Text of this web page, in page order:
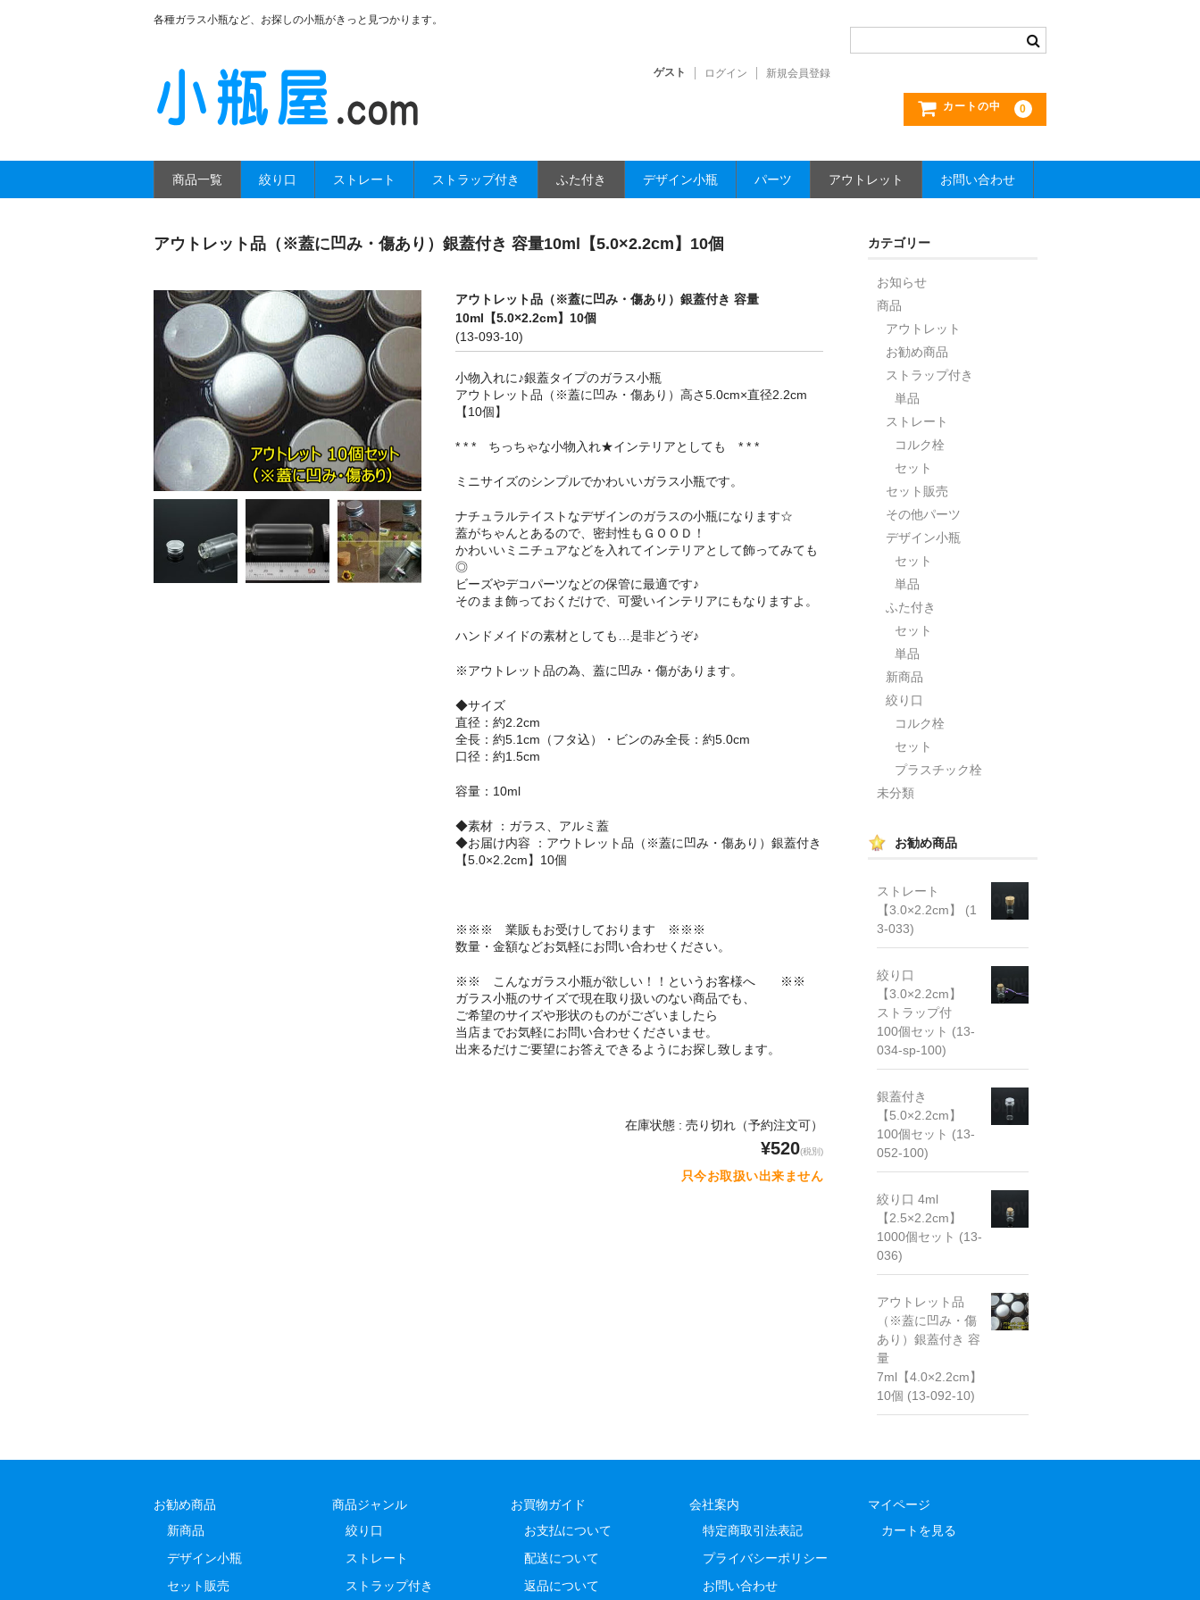
各種ガラス小瓶など、お探しの小瓶がきっと見つかります。
ゲスト ログイン 新規会員登録
カートの中 0
商品一覧 絞り口 ストレート ストラップ付き ふた付き デザイン小瓶 パーツ アウトレット お問い合わせ
アウトレット品（※蓋に凹み・傷あり）銀蓋付き 容量10ml【5.0×2.2cm】10個
アウトレット品（※蓋に凹み・傷あり）銀蓋付き 容量
10ml【5.0×2.2cm】10個
(13-093-10)
小物入れに♪銀蓋タイプのガラス小瓶
アウトレット品（※蓋に凹み・傷あり）高さ5.0cm×直径2.2cm
【10個】
* * * ちっちゃな小物入れ★インテリアとしても * * *
ミニサイズのシンプルでかわいいガラス小瓶です。
ナチュラルテイストなデザインのガラスの小瓶になります☆
蓋がちゃんとあるので、密封性もＧＯＯＤ！
かわいいミニチュアなどを入れてインテリアとして飾ってみても
◎
ビーズやデコパーツなどの保管に最適です♪
そのまま飾っておくだけで、可愛いインテリアにもなりますよ。
ハンドメイドの素材としても…是非どうぞ♪
※アウトレット品の為、蓋に凹み・傷があります。
◆サイズ
直径：約2.2cm
全長：約5.1cm（フタ込）・ビンのみ全長：約5.0cm
口径：約1.5cm
容量：10ml
◆素材 ：ガラス、アルミ蓋
◆お届け内容 ：アウトレット品（※蓋に凹み・傷あり）銀蓋付き
【5.0×2.2cm】10個
※※※ 業販もお受けしております ※※※
数量・金額などお気軽にお問い合わせください。
※※ こんなガラス小瓶が欲しい！！というお客様へ ※※
ガラス小瓶のサイズで現在取り扱いのない商品でも、
ご希望のサイズや形状のものがございましたら
当店までお気軽にお問い合わせくださいませ。
出来るだけご要望にお答えできるようにお探し致します。
在庫状態 : 売り切れ（予約注文可）
¥520(税別)
只今お取扱い出来ません
カテゴリー
お知らせ
商品
アウトレット
お勧め商品
ストラップ付き
単品
ストレート
コルク栓
セット
セット販売
その他パーツ
デザイン小瓶
セット
単品
ふた付き
セット
単品
新商品
絞り口
コルク栓
セット
プラスチック栓
未分類
お勧め商品
ストレート
【3.0×2.2cm】 (1
3-033)
絞り口
【3.0×2.2cm】
ストラップ付
100個セット (13-
034-sp-100)
銀蓋付き
【5.0×2.2cm】
100個セット (13-
052-100)
絞り口 4ml
【2.5×2.2cm】
1000個セット (13-
036)
アウトレット品
（※蓋に凹み・傷
あり）銀蓋付き 容
量
7ml【4.0×2.2cm】
10個 (13-092-10)
お勧め商品
新商品
デザイン小瓶
セット販売
商品ジャンル
絞り口
ストレート
ストラップ付き
お買物ガイド
お支払について
配送について
返品について
会社案内
特定商取引法表記
プライバシーポリシー
お問い合わせ
マイページ
カートを見る